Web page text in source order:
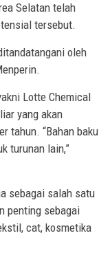
Selatan telah
tersebut.
oleh
Lotte Chemical
yang akan
tahun. “Bahan baku
turunan lain,”
sebagai salah satu
penting sebagai
cat, kosmetika